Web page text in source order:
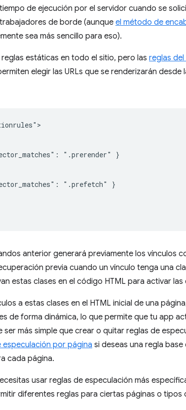
de ejecución por el servidor cuando se
de borde (aunqueel método de
sea más sencillo para eso).
estáticas en todo el sitio, pero las reglas
elegir las URLs que se renderizarán
".prerender" }
".prefetch" }
anterior generará previamente los vínculos
previa cuando un vínculo tenga una
estas clases en el código HTML para activar las
a estas clases en el HTML inicial de una
de forma dinámica, lo que permite que tu app
ser más simple que crear o quitar reglas de
especulación por página si deseas una regla
cada página.
usar reglas de especulación más
diferentes reglas para ciertas páginas o tipos